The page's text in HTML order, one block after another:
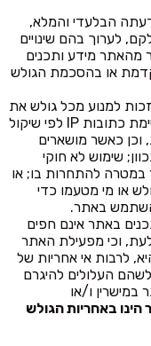
הבלעדי והמלא,
לערוך בהם שינויים
מהאתר מידע ותכנים
או בהסכמת הגולש
למנוע מכל גולש את
השימוש באתר ו/או בחלקו לרבות חסימת כתובות IP לפי שיקול
כאשר מושארים
שימוש לא חוקי
במטרה להתחרות בו; או
או מי מטעמו כדי
באתר.
באתר אינם חפים
וכי מפעילת האתר
לרבות אי אחריות של
העלולים להיגרם
ו/או
באחריות הגולש